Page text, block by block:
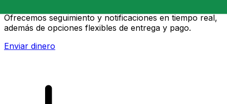
Ofrecemos seguimiento y notificaciones en tiempo real,
además de opciones flexibles de entrega y pago.
Enviar dinero